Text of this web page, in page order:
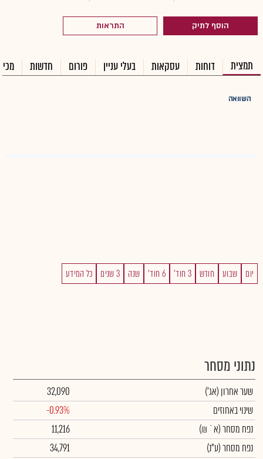
הוסף לתיק התראות
תמצית דוחות עסקאות בעלי עניין פורום חדשות
השוואה
יום שבוע חודש 3 חוד' 6 חוד' שנה 3 שנים כל המידע
נתוני מסחר
שער אחרון (אג')
32,090
שינוי באחוזים
-0.93%
נפח מסחר(א` ₪)
11,216
נפח מסחר(ע"נ)
34,791